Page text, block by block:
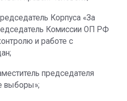
Корпуса «За
Комиссии ОП РФ
и работе с
председателя
выборы»;